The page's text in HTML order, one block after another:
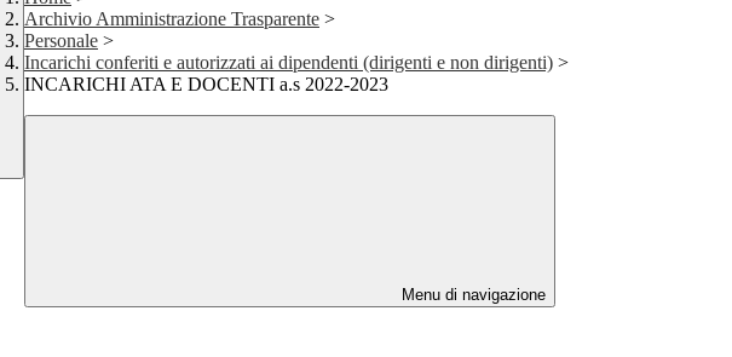
Archivio Amministrazione Trasparente >
Personale >
Incarichi conferiti e autorizzati ai dipendenti (dirigenti e non dirigenti) >
INCARICHI ATA E DOCENTI a.s 2022-2023
Menu di navigazione